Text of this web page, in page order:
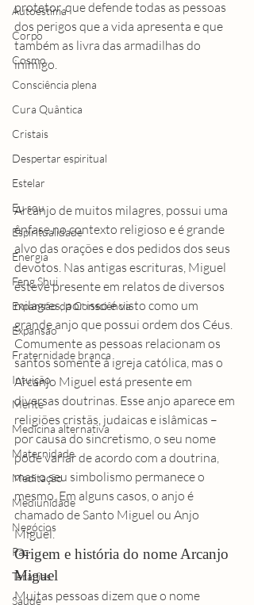
Autoestima
Corpo
Cosmo
Consciência plena
Cura Quântica
Cristais
Despertar espiritual
Estelar
Eu sou
Espiritualidade
Energia
Feng Shui
Expansão da Consciência
Expansão
Fraternidade branca
Intuição
Mente
Medicina alternativa
Maternidade
Meditação
Mediunidade
Negócios
Paz
Terapias
Saúde
protetor, que defende todas as pessoas
dos perigos que a vida apresenta e que
também as livra das armadilhas do
inimigo.
Arcanjo de muitos milagres, possui uma
ênfase no contexto religioso e é grande
alvo das orações e dos pedidos dos seus
devotos. Nas antigas escrituras, Miguel
esteve presente em relatos de diversos
milagres, por isso é visto como um
grande anjo que possui ordem dos Céus.
Comumente as pessoas relacionam os
santos somente à igreja católica, mas o
Arcanjo Miguel está presente em
diversas doutrinas. Esse anjo aparece em
religiões cristãs, judaicas e islâmicas –
por causa do sincretismo, o seu nome
pode variar de acordo com a doutrina,
mas o seu simbolismo permanece o
mesmo. Em alguns casos, o anjo é
chamado de Santo Miguel ou Anjo
Miguel.
Origem e história do nome Arcanjo
Miguel
Muitas pessoas dizem que o nome